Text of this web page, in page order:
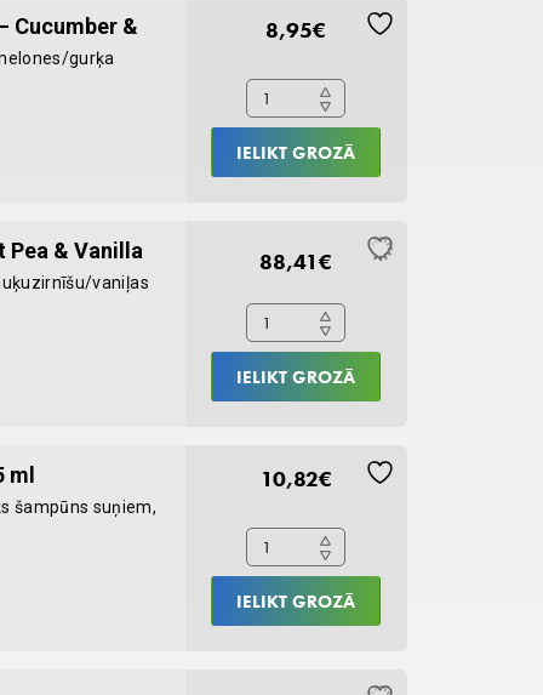
Cucumber &
gurķa
8,95€
Cleansing
Solution
237
Melon
IELIKT GROZĀ
Pea & Vanilla
vaniļas
88,41€
Cleansing
Solution
quantity
IELIKT GROZĀ
ml
šampūns suņiem,
10,82€
Hypoallergic
Shampoo
355
IELIKT GROZĀ